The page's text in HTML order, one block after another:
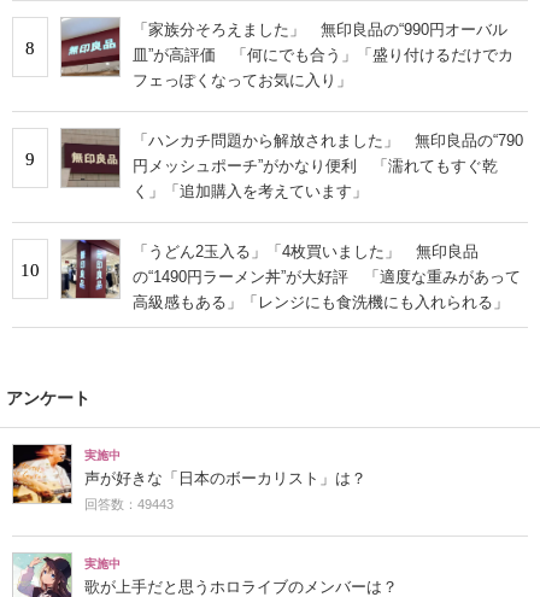
8
「家族分そろえました」 無印良品の“990円オーバル
皿”が高評価 「何にでも合う」「盛り付けるだけでカ
フェっぽくなってお気に入り」
9
「ハンカチ問題から解放されました」 無印良品の“790
円メッシュポーチ”がかなり便利 「濡れてもすぐ乾
く」「追加購入を考えています」
10
「うどん2玉入る」「4枚買いました」 無印良品
の“1490円ラーメン丼”が大好評 「適度な重みがあって
高級感もある」「レンジにも食洗機にも入れられる」
アンケート
実施中
声が好きな「日本のボーカリスト」は？
回答数：49443
実施中
歌が上手だと思うホロライブのメンバーは？